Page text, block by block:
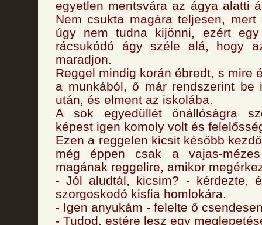
egyetlen mentsvára az ágya alatti
Nem csukta magára teljesen,
úgy nem tudna kijönni, ezért
rácsukódó ágy széle alá, hogy
maradjon.
Reggel mindig korán ébredt, s mire
a munkából, ő már rendszerint be
után, és elment az iskolába.
A sok egyedüllét önállóságra
képest igen komoly volt és
Ezen a reggelen kicsit később
még éppen csak a vajas-
magának reggelire, amikor
- Jól aludtál, kicsim? - kérdezte,
szorgoskodó kisfia homlokára.
- Igen anyukám - felelte ő
- Tudod, estére lesz egy